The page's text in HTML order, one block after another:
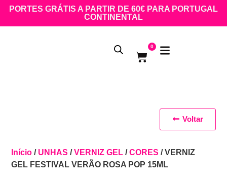
PORTES GRÁTIS A PARTIR DE 60€ PARA PORTUGAL
CONTINENTAL
0
Início / UNHAS /VERNIZ GEL /CORES / VERNIZ
GEL FESTIVAL VERÃO ROSA POP 15ML
Voltar